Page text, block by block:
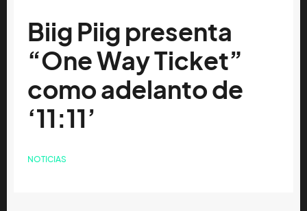
Biig Piig presenta
“One Way Ticket”
como adelanto de
‘11:11’
NOTICIAS